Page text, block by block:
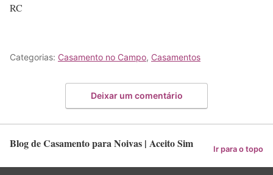
RC
Categorias: Casamento no Campo, Casamentos
Deixar um comentário
Blog de Casamento para Noivas | Aceito Sim Ir para o topo